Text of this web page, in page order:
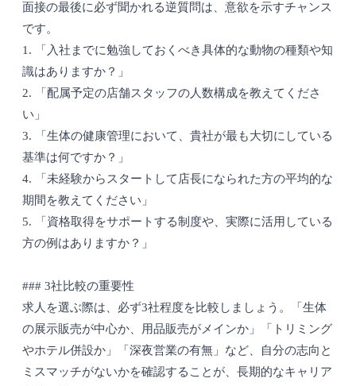
面接の最後に必ず聞かれる逆質問は、意欲を示すチャンス
です。
1. 「入社までに勉強しておくべき具体的な動物の種類や知
識はありますか？」
2. 「配属予定の店舗スタッフの人数構成を教えてくださ
い」
3. 「生体の健康管理において、貴社が最も大切にしている
基準は何ですか？」
4. 「未経験からスタートして店長になられた方の平均的な
期間を教えてください」
5. 「資格取得をサポートする制度や、実際に活用している
方の例はありますか？」
### 3社比較の重要性
求人を選ぶ際は、必ず3社程度を比較しましょう。「生体
の展示販売が中心か、用品販売がメインか」「トリミング
やホテル併設か」「深夜営業の有無」など、自分の志向と
ミスマッチがないかを確認することが、長期的なキャリア